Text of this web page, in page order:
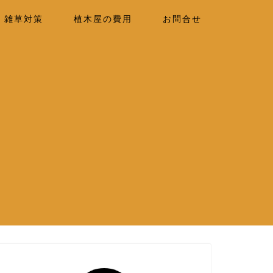
雑草対策 植木屋の費用 お問合せ